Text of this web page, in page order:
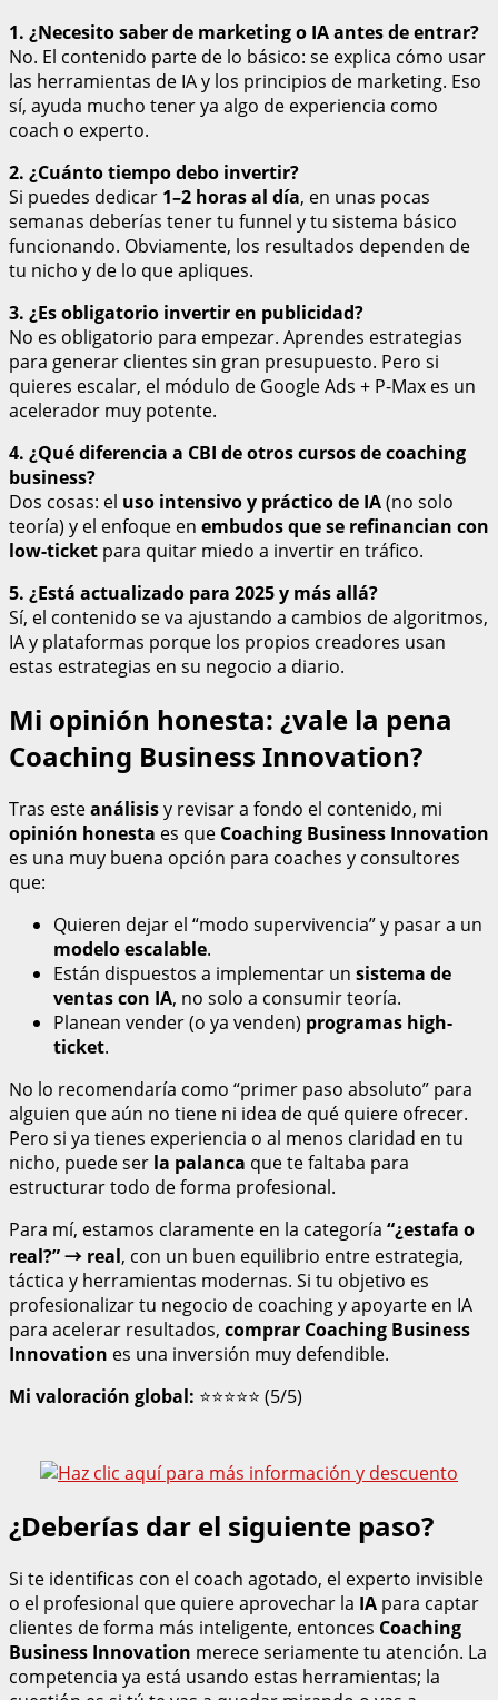
1. ¿Necesito saber de marketing o IA antes de entrar?
No. El contenido parte de lo básico: se explica cómo usar
las herramientas de IA y los principios de marketing. Eso
sí, ayuda mucho tener ya algo de experiencia como
coach o experto.
2. ¿Cuánto tiempo debo invertir?
Si puedes dedicar 1–2 horas al día, en unas pocas
semanas deberías tener tu funnel y tu sistema básico
funcionando. Obviamente, los resultados dependen de
tu nicho y de lo que apliques.
3. ¿Es obligatorio invertir en publicidad?
No es obligatorio para empezar. Aprendes estrategias
para generar clientes sin gran presupuesto. Pero si
quieres escalar, el módulo de Google Ads + P-Max es un
acelerador muy potente.
4. ¿Qué diferencia a CBI de otros cursos de coaching
business?
Dos cosas: el uso intensivo y práctico de IA(no solo
teoría) y el enfoque en embudos que se refinancian con
low-ticket para quitar miedo a invertir en tráfico.
5. ¿Está actualizado para 2025 y más allá?
Sí, el contenido se va ajustando a cambios de algoritmos,
IA y plataformas porque los propios creadores usan
estas estrategias en su negocio a diario.
Mi opinión honesta: ¿vale la pena
Coaching Business Innovation?
Tras esteanálisisy revisar a fondo el contenido, mi
opinión honesta es que Coaching Business Innovation
es una muy buena opción para coaches y consultores
que:
Quieren dejar el “modo supervivencia” y pasar a un
modelo escalable.
Están dispuestos a implementar un sistema de
ventas con IA, no solo a consumir teoría.
Planean vender (o ya venden) programas high-
ticket.
No lo recomendaría como “primer paso absoluto” para
alguien que aún no tiene ni idea de qué quiere ofrecer.
Pero si ya tienes experiencia o al menos claridad en tu
nicho, puede ser la palanca que te faltaba para
estructurar todo de forma profesional.
Para mí, estamos claramente en la categoría “¿estafa o
real?” → real, con un buen equilibrio entre estrategia,
táctica y herramientas modernas. Si tu objetivo es
profesionalizar tu negocio de coaching y apoyarte en IA
para acelerar resultados, comprar Coaching Business
Innovation es una inversión muy defendible.
Mi valoración global: ⭐⭐⭐⭐⭐ (5/5)
¿Deberías dar el siguiente paso?
Si te identificas con el coach agotado, el experto invisible
o el profesional que quiere aprovechar la IA para captar
clientes de forma más inteligente, entonces Coaching
Business Innovation merece seriamente tu atención. La
competencia ya está usando estas herramientas; la